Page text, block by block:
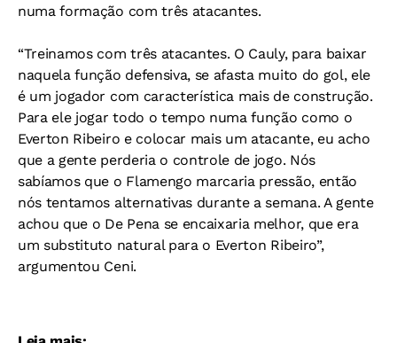
numa formação com três atacantes.
“Treinamos com três atacantes. O Cauly, para baixar
naquela função defensiva, se afasta muito do gol, ele
é um jogador com característica mais de construção.
Para ele jogar todo o tempo numa função como o
Everton Ribeiro e colocar mais um atacante, eu acho
que a gente perderia o controle de jogo. Nós
sabíamos que o Flamengo marcaria pressão, então
nós tentamos alternativas durante a semana. A gente
achou que o De Pena se encaixaria melhor, que era
um substituto natural para o Everton Ribeiro”,
argumentou Ceni.